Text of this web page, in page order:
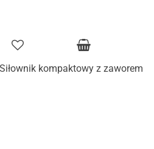
kompaktowy z zaworem